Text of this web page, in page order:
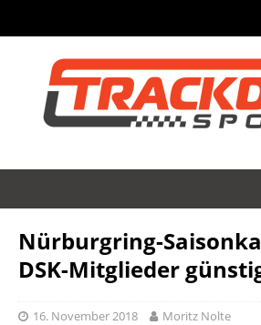
Nürburgring-
DSK-Mitglieder
16. November 2018 Moritz Nolte